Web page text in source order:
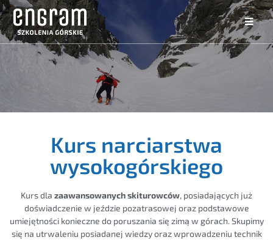
Kurs narciarstwa
wysokogórskiego
Kurs dla zaawansowanych skiturowców, posiadających już
doświadczenie w jeździe pozatrasowej oraz podstawowe
umiejętności konieczne do poruszania się zimą w górach. Skupimy
się na utrwaleniu posiadanej wiedzy oraz wprowadzeniu technik